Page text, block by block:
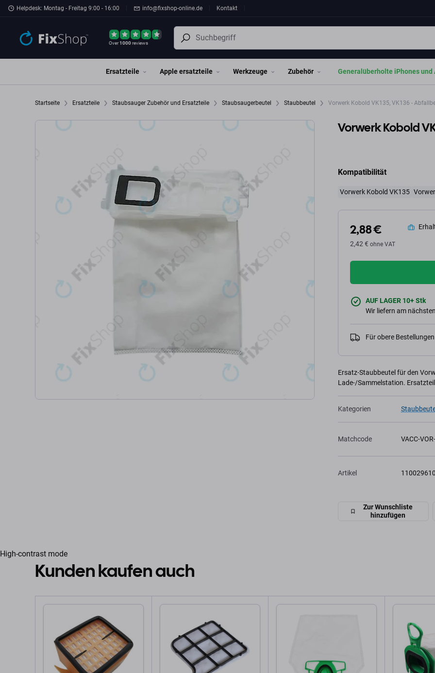
Zum Hauptinhalt springen
Helpdesk: Montag - Freitag 9:00 - 16:00 info@fixshop-online.de Kontakt
Over1000reviews
Ersatzteile Apple ersatzteile Werkzeuge Zubehör Generalüberholte iPhones und
Startseite Ersatzteile Staubsauger Zubehör und Ersatzteile Staubsaugerbeutel Staubbeutel Vorwerk Kobold VK135, VK136 -
Vorwerk Kobold
Kompatibilität
Vorwerk Kobold VK135
2,88 €
2,42 € ohne VAT
AUF LAGER 10+ Stk
Wir liefern am
Für obere
Ersatz-Staubbeutel für den
Lade-/Sammelstation.
Kategorien
Matchcode VACC-
Artikel
Zur Wunschliste
hinzufügen
High-contrast mode
Kunden kaufen auch